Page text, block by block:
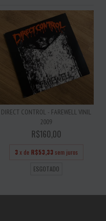
DIRECT CONTROL - FAREWELL VINIL
2009
R$160,00
3 x de R$53,33 sem juros
ESGOTADO